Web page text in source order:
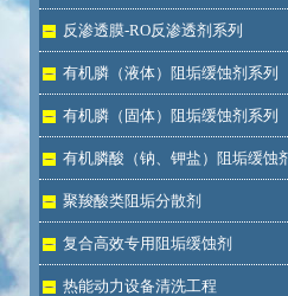
反渗透膜-RO反渗透剂系列
有机膦（液体）阻垢缓蚀剂系列
有机膦（固体）阻垢缓蚀剂系列
有机膦酸（钠、钾盐）阻垢缓蚀
液体聚羧酸类阻垢分散剂
复合高效专用阻垢缓蚀剂
热能动力设备清洗工程